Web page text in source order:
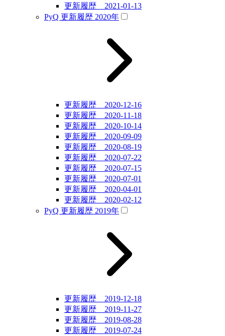
更新履歴 2021-01-13
PyQ 更新履歴 2020年
更新履歴 2020-12-16
更新履歴 2020-11-18
更新履歴 2020-10-14
更新履歴 2020-09-09
更新履歴 2020-08-19
更新履歴 2020-07-22
更新履歴 2020-07-15
更新履歴 2020-07-01
更新履歴 2020-04-01
更新履歴 2020-02-12
PyQ 更新履歴 2019年
更新履歴 2019-12-18
更新履歴 2019-11-27
更新履歴 2019-08-28
更新履歴 2019-07-24